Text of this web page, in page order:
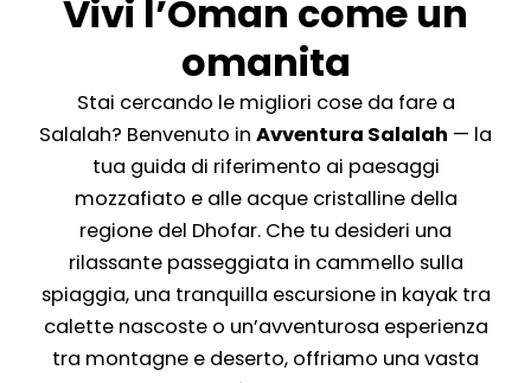
Vivi l’Oman come un
omanita
Stai cercando le migliori cose da fare a
Salalah? Benvenuto in Avventura Salalah — la
tua guida di riferimento ai paesaggi
mozzafiato e alle acque cristalline della
regione del Dhofar. Che tu desideri una
rilassante passeggiata in cammello sulla
spiaggia, una tranquilla escursione in kayak tra
calette nascoste o un’avventurosa esperienza
tra montagne e deserto, offriamo una vasta